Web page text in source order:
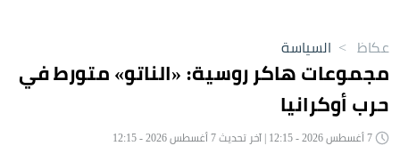
عكاظ > السياسة
مجموعات هاكر روسية: «الناتو» متورط في
حرب أوكرانيا